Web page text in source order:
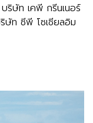
ริษัท เคพี กรีนเนอร์
ท ซีพี โซเชียลอิม